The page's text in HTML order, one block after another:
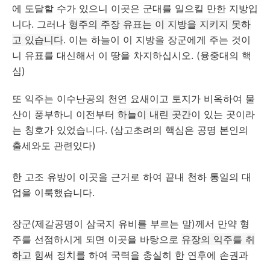
에 도달할 수가 있으니 이곳은 군대를 일으킬 만한 지방입
니다. 그러나 형주의 주장 유표는 이 지방을 지키지 못하
고 있습니다. 이는 하늘이 이 지방을 장군에게 주는 것이
니 유표를 대신해서 이 땅을 차지하십시오. (융중대의 핵
심)
또 익주는 이수난공의 천연 요새이고 토지가 비옥하여 물
산이 풍부하니 이전부터 하늘이 내린 곳간이 있는 곳이라
는 칭호가 있었습니다. (삼고초려의 핵심은 공명 본인의
출세와도 관련있다)
한 고조 유방이 이곳을 근거로 하여 끝내 천하 통일의 대
업을 이룩했습니다.
장군(제갈공명이 삼국지 유비를 부르는 말)께서 만약 형
주를 선점하시게 되면 이곳을 바탕으로 유장의 익주를 취
하고 힘써 정치를 하여 국력을 충실히 한 연후에 손권과